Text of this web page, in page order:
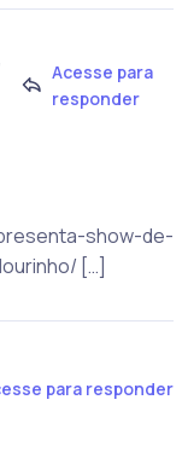
Acesse para
responder
show-de-
[…]
para responder